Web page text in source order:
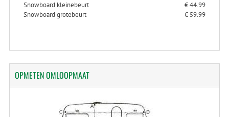
Snowboard kleinebeurt
€ 44.99
Snowboard grotebeurt
€ 59.99
OPMETENOMLOOPMAAT